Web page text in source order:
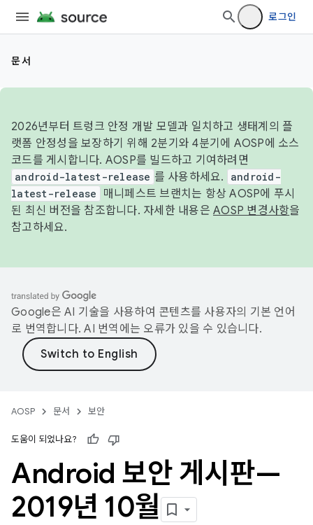
로그인
문서
2026년부터 트렁크 안정 개발 모델과 일치하고 생태계의 플
랫폼 안정성을 보장하기 위해 2분기와 4분기에 AOSP에 소스
코드를 게시합니다. AOSP를 빌드하고 기여하려면
android-latest-release 를 사용하세요.
android-
latest-release
매니페스트 브랜치는 항상 AOSP에 푸시
된 최신 버전을 참조합니다. 자세한 내용은 AOSP 변경사항을
참고하세요.
Google은 AI 기술을 사용하여 콘텐츠를 사용자의 기본 언어
로 번역합니다. AI 번역에는 오류가 있을 수 있습니다.
AOSP 문서 보안
도움이 되었나요?
Android 보안 게시판—
2019년 10월